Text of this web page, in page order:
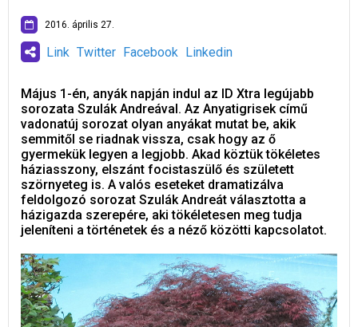
2016. április 27.
Link Twitter Facebook Linkedin
Május 1-én, anyák napján indul az ID Xtra legújabb
sorozata Szulák Andreával. Az Anyatigrisek című
vadonatúj sorozat olyan anyákat mutat be, akik
semmitől se riadnak vissza, csak hogy az ő
gyermekük legyen a legjobb. Akad köztük tökéletes
háziasszony, elszánt focistaszülő és született
szörnyeteg is. A valós eseteket dramatizálva
feldolgozó sorozat Szulák Andreát választotta a
házigazda szerepére, aki tökéletesen meg tudja
jeleníteni a történetek és a néző közötti kapcsolatot.